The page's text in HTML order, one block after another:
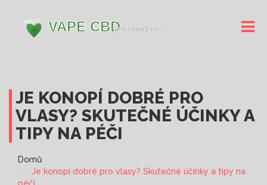
JE KONOPÍ DOBRÉ PRO
VLASY? SKUTEČNÉ ÚČINKY A
TIPY NA PÉČI
Domů
Je konopí dobré pro vlasy? Skutečné účinky a tipy na